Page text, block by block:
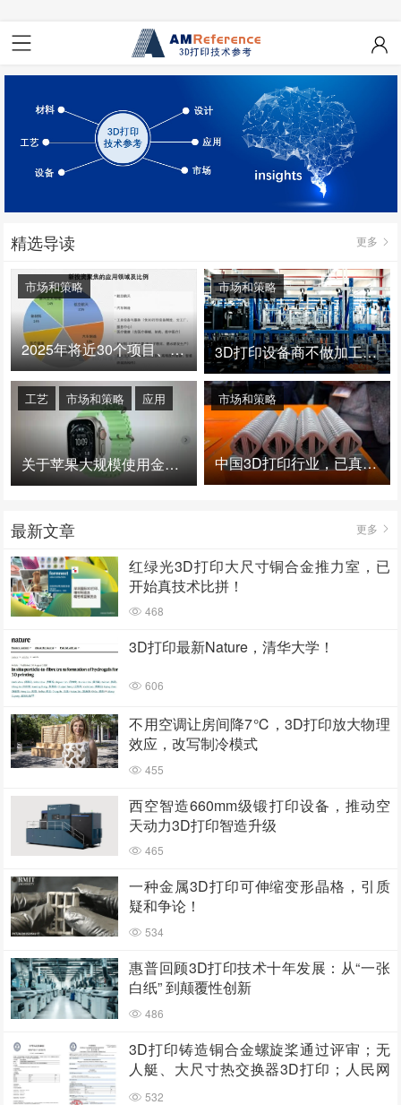
精选导读 更多
2025年将近30个项目、150亿投资：3D打印真的迎来爆发拐点了吗
市场和策略
3D打印设备商不做加工服务，就成了旁观者！
市场和策略
关于苹果大规模使用金属3D打印的思考
工艺 市场和策略 应用
中国3D打印行业，已真正进入爆发时代！
市场和策略
最新文章 更多
红绿光3D打印大尺寸铜合金推力室，已
开始真技术比拼！
468
3D打印最新Nature，清华大学！
606
不用空调让房间降7℃，3D打印放大物理
效应，改写制冷模式
455
西空智造660mm级锻打印设备，推动空
天动力3D打印智造升级
465
一种金属3D打印可伸缩变形晶格，引质
疑和争论！
534
惠普回顾3D打印技术十年发展：从“一张
白纸” 到颠覆性创新
486
3D打印铸造铜合金螺旋桨通过评审；无
人艇、大尺寸热交换器3D打印；人民网
报道两家3D打印企业
532